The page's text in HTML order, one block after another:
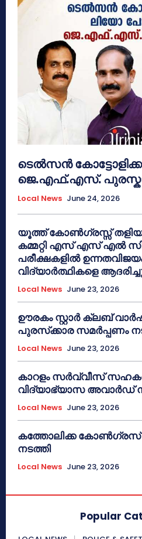
ടെൽസൻ
ജെ.എഫ്.എസ്.
Local News June 24, 2026
യൂത്ത് കോൺഗ്രസ്സ്
കമ്മറ്റി എസ് എസ് എൽ
പരീക്ഷകളിൽ
വിദ്യാർത്ഥികളെ
Local News June 23, 2026
ഊരകം സ്റ്റാർ ക്ലബ്
പുരസ്‌ക്കാര സമർപ്പണം
Local News June 23, 2026
കാറളം സർവ്വീസ്
വിദ്യാഭ്യാസ അവാർഡ്
Local News June 23, 2026
കത്തോലിക്ക
നടത്തി
Local News June 23, 2026
Popular